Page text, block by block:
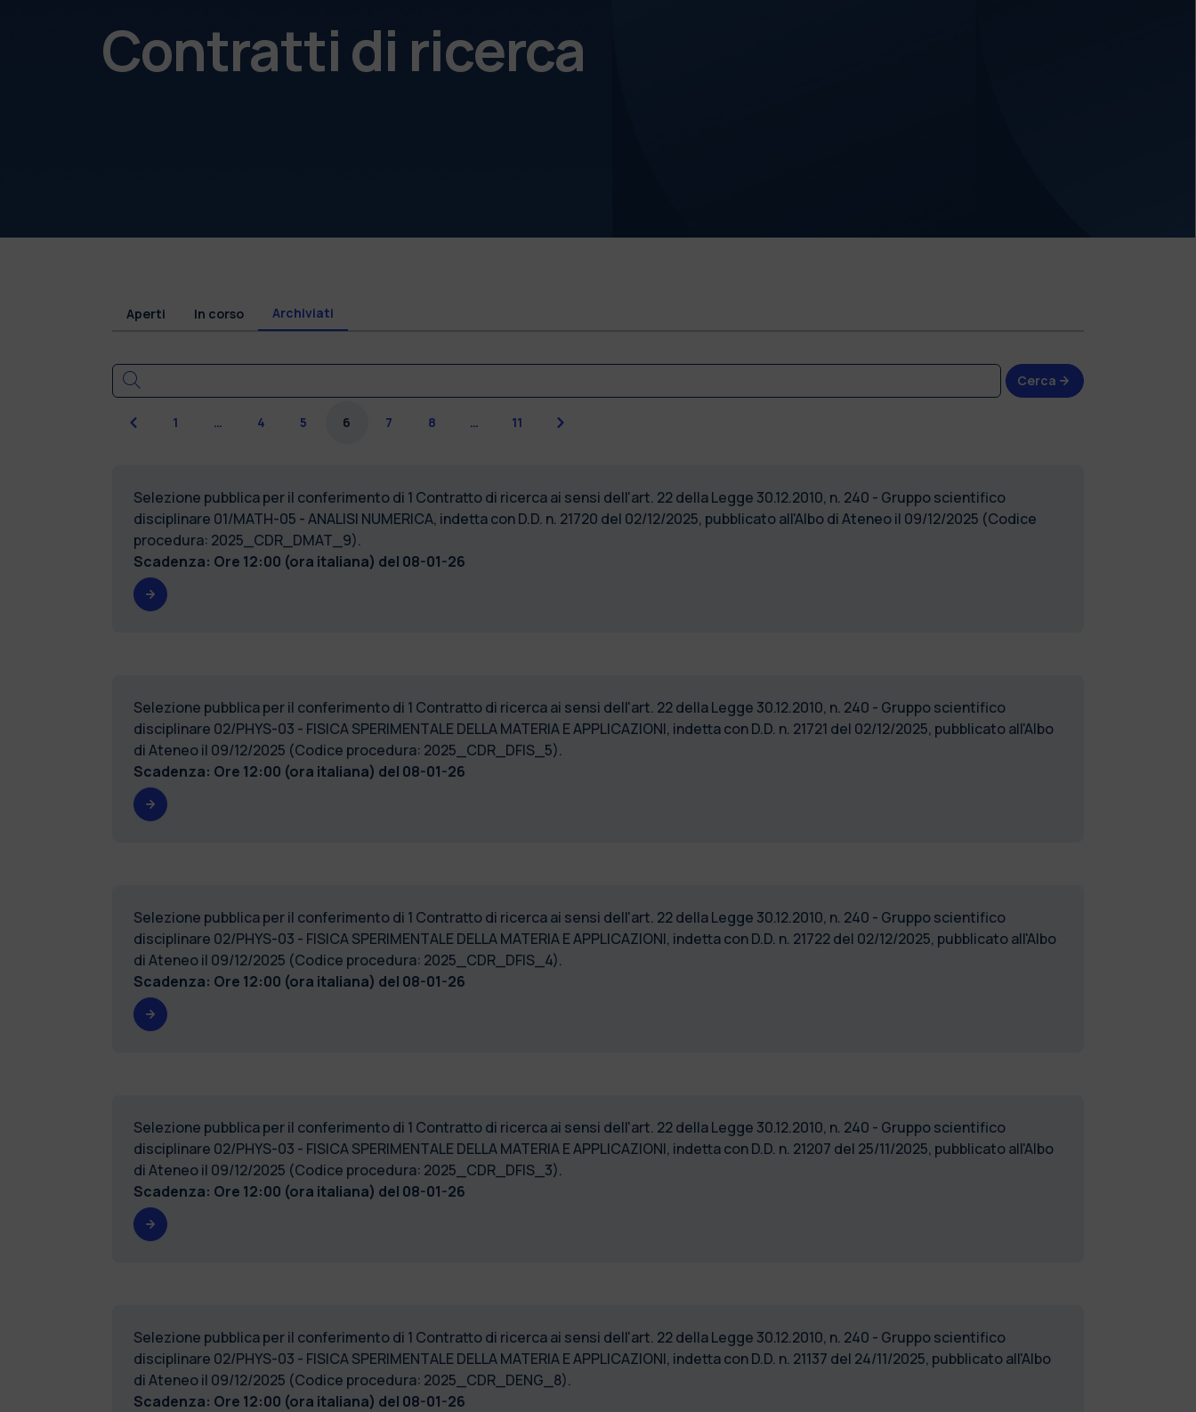
Contratti di ricerca
Aperti In corso Archiviati
Cerca
Precedente
1 … 4 5 6 7 8 … 11 Successiva
Selezione pubblica per il conferimento di 1 Contratto di ricerca ai sensi dell'art. 22 della Legge 30.12.2010, n. 240 - Gruppo scientifico
disciplinare 01/MATH-05 - ANALISI NUMERICA, indetta con D.D. n. 21720 del 02/12/2025, pubblicato all'Albo di Ateneo il 09/12/2025 (Codice
procedura: 2025_CDR_DMAT_9).
Scadenza: Ore 12:00 (ora italiana) del 08-01-26
Selezione pubblica per il conferimento di 1 Contratto di ricerca ai sensi dell'art. 22 della Legge 30.12.2010, n. 240 - Gruppo scientifico
disciplinare 02/PHYS-03 - FISICA SPERIMENTALE DELLA MATERIA E APPLICAZIONI, indetta con D.D. n. 21721 del 02/12/2025, pubblicato all'Albo
di Ateneo il 09/12/2025 (Codice procedura: 2025_CDR_DFIS_5).
Scadenza: Ore 12:00 (ora italiana) del 08-01-26
Selezione pubblica per il conferimento di 1 Contratto di ricerca ai sensi dell'art. 22 della Legge 30.12.2010, n. 240 - Gruppo scientifico
disciplinare 02/PHYS-03 - FISICA SPERIMENTALE DELLA MATERIA E APPLICAZIONI, indetta con D.D. n. 21722 del 02/12/2025, pubblicato all'Albo
di Ateneo il 09/12/2025 (Codice procedura: 2025_CDR_DFIS_4).
Scadenza: Ore 12:00 (ora italiana) del 08-01-26
Selezione pubblica per il conferimento di 1 Contratto di ricerca ai sensi dell'art. 22 della Legge 30.12.2010, n. 240 - Gruppo scientifico
disciplinare 02/PHYS-03 - FISICA SPERIMENTALE DELLA MATERIA E APPLICAZIONI, indetta con D.D. n. 21207 del 25/11/2025, pubblicato all'Albo
di Ateneo il 09/12/2025 (Codice procedura: 2025_CDR_DFIS_3).
Scadenza: Ore 12:00 (ora italiana) del 08-01-26
Selezione pubblica per il conferimento di 1 Contratto di ricerca ai sensi dell'art. 22 della Legge 30.12.2010, n. 240 - Gruppo scientifico
disciplinare 02/PHYS-03 - FISICA SPERIMENTALE DELLA MATERIA E APPLICAZIONI, indetta con D.D. n. 21137 del 24/11/2025, pubblicato all'Albo
di Ateneo il 09/12/2025 (Codice procedura: 2025_CDR_DENG_8).
Scadenza: Ore 12:00 (ora italiana) del 08-01-26